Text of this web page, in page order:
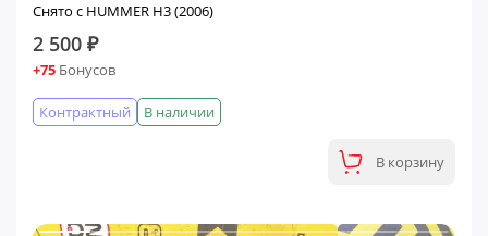
Снято с HUMMER H3 (2006)
2 500 ₽
+75 Бонусов
В наличии
Контрактный
В корзину